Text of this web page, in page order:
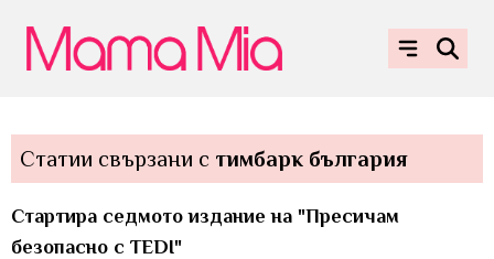
Статии свързани с тимбарк българия
Стартира седмото издание на "Пресичам
безопасно с TEDI"